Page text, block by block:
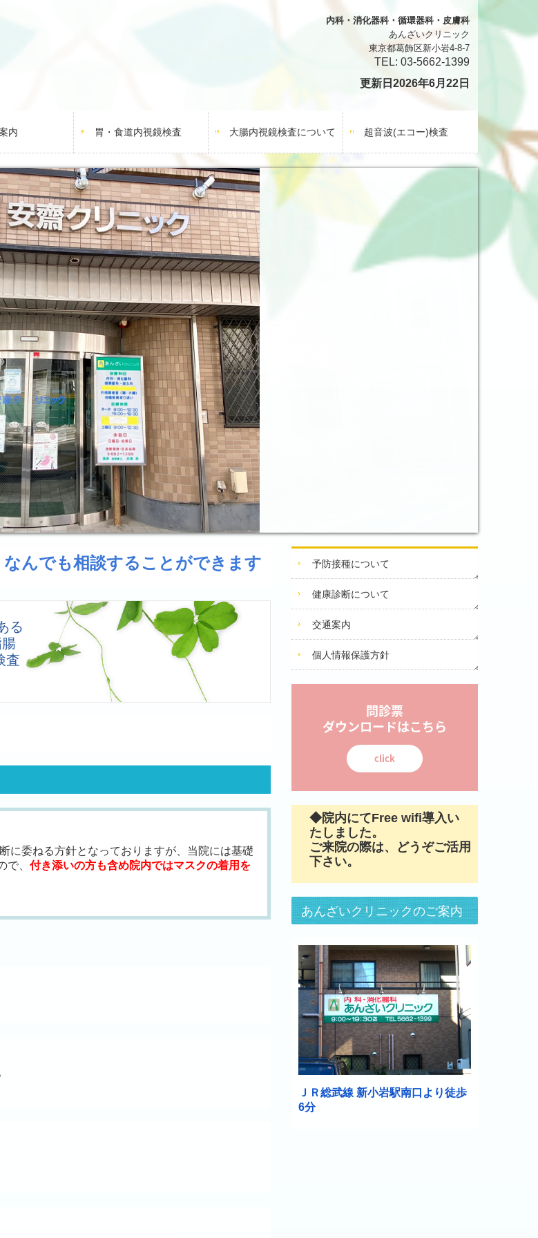
内科・消化器科・循環器科・皮膚科
あんざいクリニック
東京都葛飾区新小岩4-8-7
TEL: 03-5662-1399
更新日2026年6月22 日
内 胃・食道内視鏡検査 大腸内視鏡検査について 超音波(エコー)検査
んでも相談することができます
る
査
に委ねる方針となっておりますが、当院には基礎
、 付き添いの方も含め院内ではマスクの着用を
予防接種について
健康診断について
交通案内
個人情報保護方針
問診票
ダウンロードはこちら
click
◆院内にてFree wifi導入い
たしました。
ご来院の際は、どうぞご活用
下さい。
あんざいクリニックのご案内
ＪＲ総武線 新小岩駅南口 より徒歩
6分